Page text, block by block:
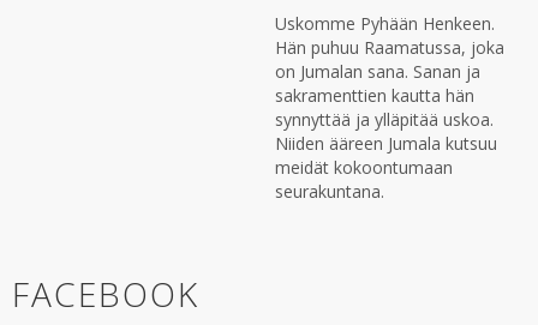
Uskomme Pyhään Henkeen.
Hän puhuu Raamatussa, joka
on Jumalan sana. Sanan ja
sakramenttien kautta hän
synnyttää ja ylläpitää uskoa.
Niiden ääreen Jumala kutsuu
meidät kokoontumaan
seurakuntana.
FACEBOOK